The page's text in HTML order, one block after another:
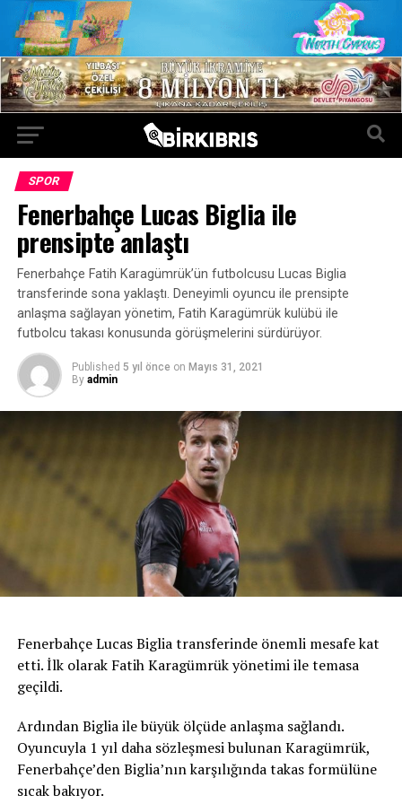
SPOR
Fenerbahçe Lucas Biglia ile
prensipte anlaştı
Fenerbahçe Fatih Karagümrük’ün futbolcusu Lucas Biglia
transferinde sona yaklaştı. Deneyimli oyuncu ile prensipte
anlaşma sağlayan yönetim, Fatih Karagümrük kulübü ile
futbolcu takası konusunda görüşmelerini sürdürüyor.
Published 5 yıl önce on Mayıs 31, 2021
By admin
Fenerbahçe Lucas Biglia transferinde önemli mesafe kat
etti. İlk olarak Fatih Karagümrük yönetimi ile temasa
geçildi.
Ardından Biglia ile büyük ölçüde anlaşma sağlandı.
Oyuncuyla 1 yıl daha sözleşmesi bulunan Karagümrük,
Fenerbahçe’den Biglia’nın karşılığında takas formülüne
sıcak bakıyor.